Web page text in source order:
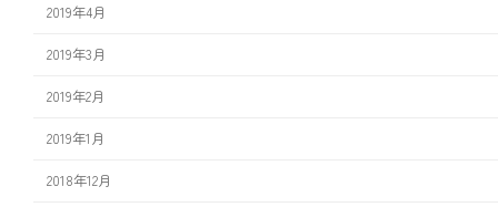
2019年4月
2019年3月
2019年2月
2019年1月
2018年12月